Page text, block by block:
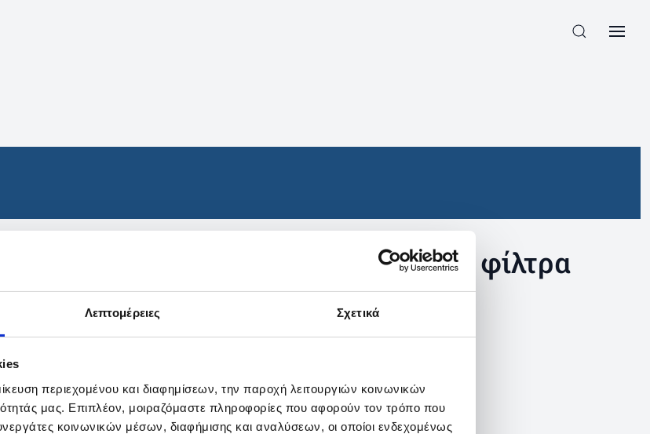
Λεπτομέρειες Σχετικά
περιεχομένου και διαφημίσεων, την παροχή λειτουργιών κοινωνικών
μας. Επιπλέον, μοιραζόμαστε πληροφορίες που αφορούν τον τρόπο που
κοινωνικών μέσων, διαφήμισης και αναλύσεων, οι οποίοι ενδεχομένως
προϊόντα με τα συγκεκριμένα φίλτρα